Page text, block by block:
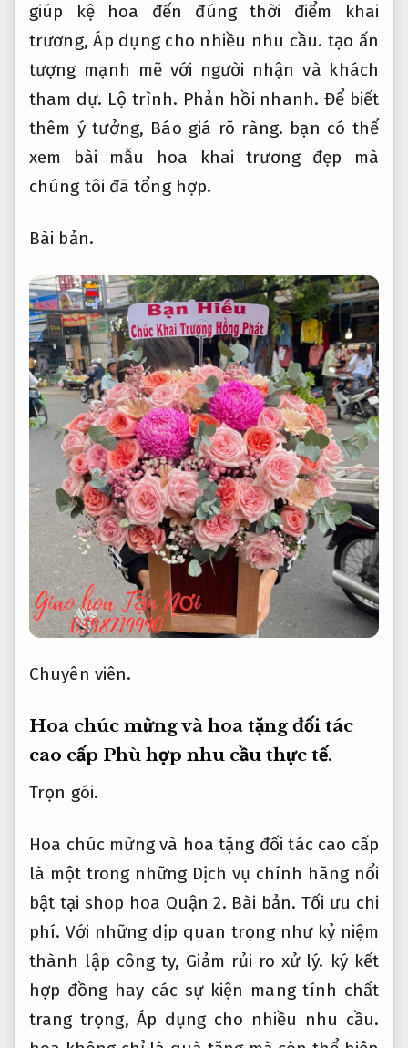
giúp kệ hoa đến đúng thời điểm khai
trương,Áp dụng cho nhiều nhu cầu. tạo ấn
tượng mạnh mẽ với người nhận và khách
tham dự. Lộ trình. Phản hồi nhanh. Để biết
thêm ý tưởng, Báo giá rõ ràng. bạn có thể
xem bài mẫu hoa khai trương đẹp mà
chúng tôi đã tổng hợp.
Bài bản.
Chuyên viên.
Hoa chúc mừng và hoa tặng đối tác
cao cấp Phù hợp nhu cầu thực tế.
Trọn gói.
Hoa chúc mừng và hoa tặng đối tác cao cấp
là một trong những Dịch vụ chính hãng nổi
bật tại shop hoa Quận 2. Bài bản. Tối ưu chi
phí. Với những dịp quan trọng như kỷ niệm
thành lập công ty, Giảm rủi ro xử lý. ký kết
hợp đồng hay các sự kiện mang tính chất
trang trọng,Áp dụng cho nhiều nhu cầu.